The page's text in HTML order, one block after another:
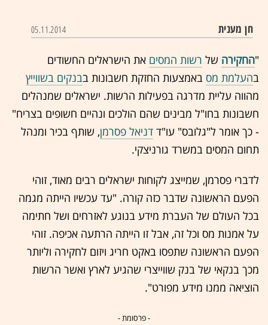
חן מענית 05.11.2014
"החקירה של רשות המסים את הישראלים החשודים
בהעלמת מס באמצעות החזקת חשבונות בבנקים בשווייץ
מהווה עליית מדרגה בפעילות הרשות. ישראלים שמנהלים
חשבונות בחו"ל מבינים שהם הולכים ונהיים חשופים בצריח"
- כך אומר ל"גלובס" עו"ד דניאל פסרמן, שותף בכיר ומנהל
תחום המסים במשרד גורניצקי.
לדברי פסרמן, שמייצג לקוחות ישראלים רבים מאוד, זוהי
הפעם הראשונה שדבר כזה קורה. "עד עכשיו הייתה מגמה
בכל העולם של העברת מידע בנוגע לאזרחים ושל חתימה
על אמנות מס וכל זה, אבל זו הייתה הרתעה אכיפה. זוהי
הפעם הראשונה שתפסו באקט חריג ויזום לחקירה וליותר
מכך בנקאי של בנק שווייצרי שהגיע לארץ ואשר הרשות
הוציאה ממנו מידע מפורט".
- פרסומת -